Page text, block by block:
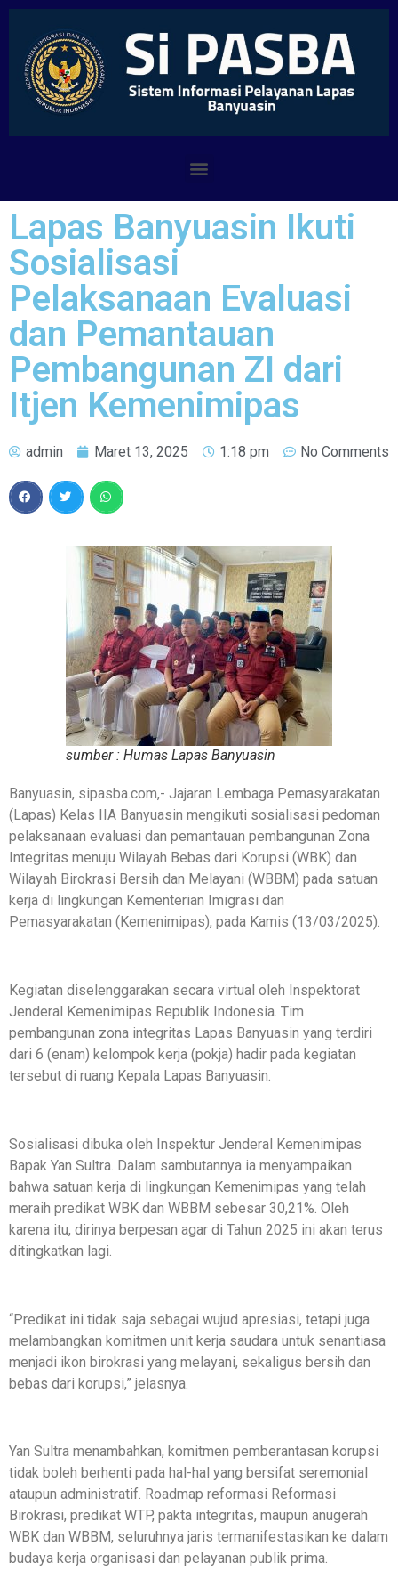
Lapas Banyuasin Ikuti
Sosialisasi
Pelaksanaan Evaluasi
dan Pemantauan
Pembangunan ZI dari
Itjen Kemenimipas
admin Maret 13, 2025 1:18 pm No Comments
sumber : Humas Lapas Banyuasin
Banyuasin, sipasba.com,- Jajaran Lembaga Pemasyarakatan
(Lapas) Kelas IIA Banyuasin mengikuti sosialisasi pedoman
pelaksanaan evaluasi dan pemantauan pembangunan Zona
Integritas menuju Wilayah Bebas dari Korupsi (WBK) dan
Wilayah Birokrasi Bersih dan Melayani (WBBM) pada satuan
kerja di lingkungan Kementerian Imigrasi dan
Pemasyarakatan (Kemenimipas), pada Kamis (13/03/2025).
Kegiatan diselenggarakan secara virtual oleh Inspektorat
Jenderal Kemenimipas Republik Indonesia. Tim
pembangunan zona integritas Lapas Banyuasin yang terdiri
dari 6 (enam) kelompok kerja (pokja) hadir pada kegiatan
tersebut di ruang Kepala Lapas Banyuasin.
Sosialisasi dibuka oleh Inspektur Jenderal Kemenimipas
Bapak Yan Sultra. Dalam sambutannya ia menyampaikan
bahwa satuan kerja di lingkungan Kemenimipas yang telah
meraih predikat WBK dan WBBM sebesar 30,21%. Oleh
karena itu, dirinya berpesan agar di Tahun 2025 ini akan terus
ditingkatkan lagi.
“Predikat ini tidak saja sebagai wujud apresiasi, tetapi juga
melambangkan komitmen unit kerja saudara untuk senantiasa
menjadi ikon birokrasi yang melayani, sekaligus bersih dan
bebas dari korupsi,” jelasnya.
Yan Sultra menambahkan, komitmen pemberantasan korupsi
tidak boleh berhenti pada hal-hal yang bersifat seremonial
ataupun administratif. Roadmap reformasi Reformasi
Birokrasi, predikat WTP, pakta integritas, maupun anugerah
WBK dan WBBM, seluruhnya jaris termanifestasikan ke dalam
budaya kerja organisasi dan pelayanan publik prima.